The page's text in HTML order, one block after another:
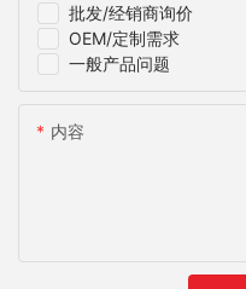
批发/经销商询价
OEM/定制需求
一般产品问题
内容